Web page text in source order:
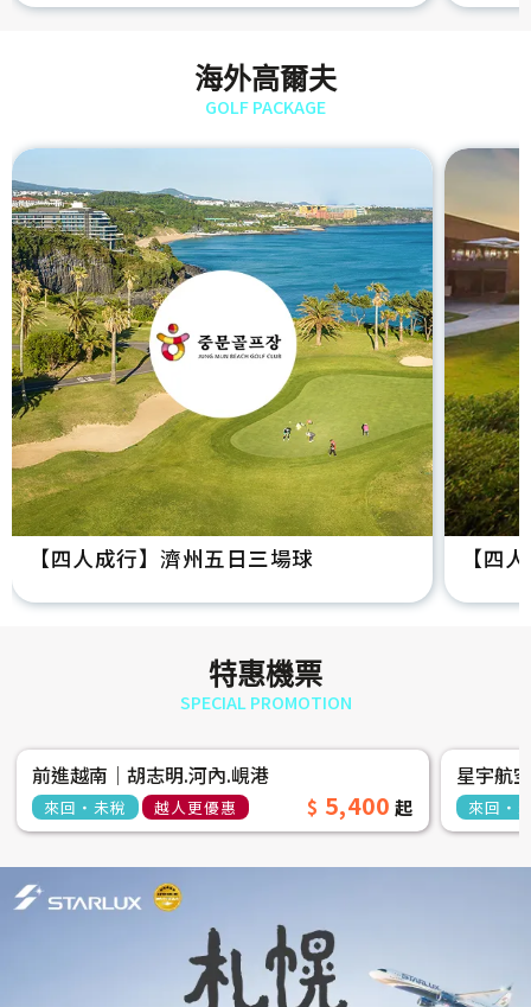
海外高爾夫
GOLF PACKAGE
【四人成行】濟州五日三場球 【四
特惠機票
SPECIAL PROMOTION
前進越南│胡志明.河內.峴港
來回‧未稅 越人更優惠 5,400
星宇航
來回‧